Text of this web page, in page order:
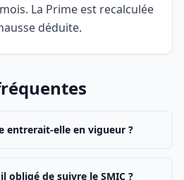
La Prime est recalculée
déduite.
entrerait-elle en vigueur ?
obligé de suivre le SMIC ?